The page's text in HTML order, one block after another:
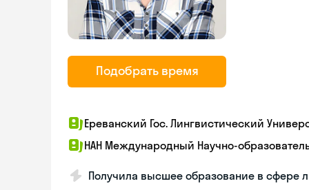
Подобрать время
Ереванский Гос. Лингвистический
НАН Международный Научно-
Получила высшее образование в сфере